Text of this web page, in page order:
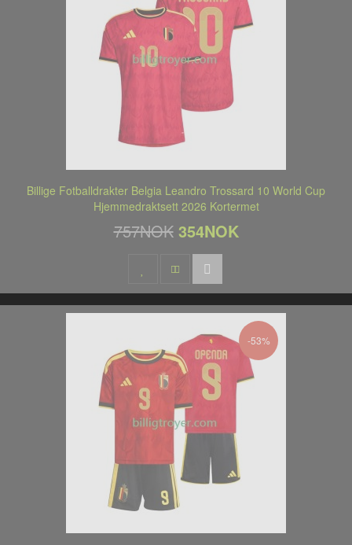
Billige Fotballdrakter Belgia Leandro Trossard 10 World Cup
Hjemmedraktsett 2026 Kortermet
757NOK 354NOK
-53%